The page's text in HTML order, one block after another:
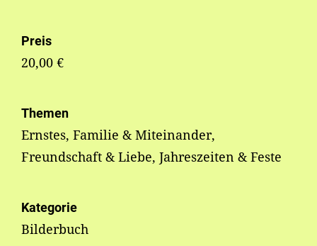
Preis
20,00 €
Themen
Ernstes, Familie & Miteinander,
Freundschaft & Liebe, Jahreszeiten & Feste
Kategorie
Bilderbuch